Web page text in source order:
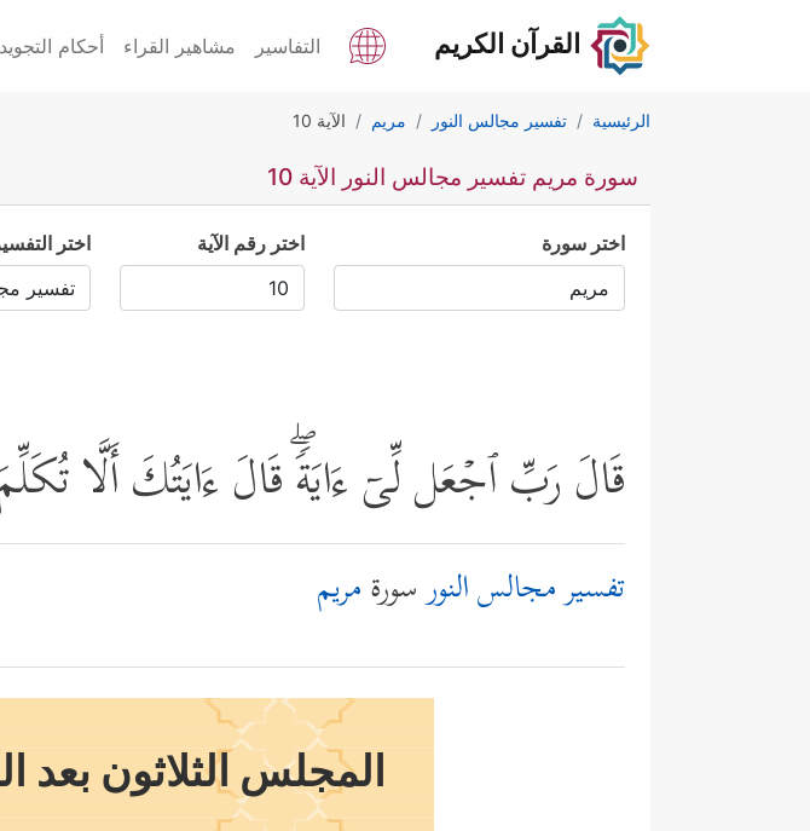
القرآن الكريم التفاسير مشاهير القراء أحكام التجويد
الرئيسية تفسير مجالس النور مريم الآية 10
سورة مريم تفسير مجالس النور الآية 10
اختر سورة اختر رقم الآية اختر
قَالَ رَبِّ ٱجۡعَل لِّیۤ ءَایَةࣰۖ قَالَ ءَایَتُكَ أَلَّا
تفسير مجالس النورسورةمريم
المجلس الثلاثون بعد